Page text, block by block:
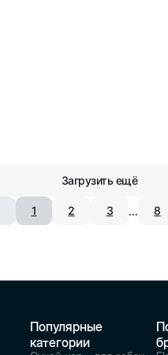
Загрузить ещё
1 2 3 ... 8
Популярные
категории